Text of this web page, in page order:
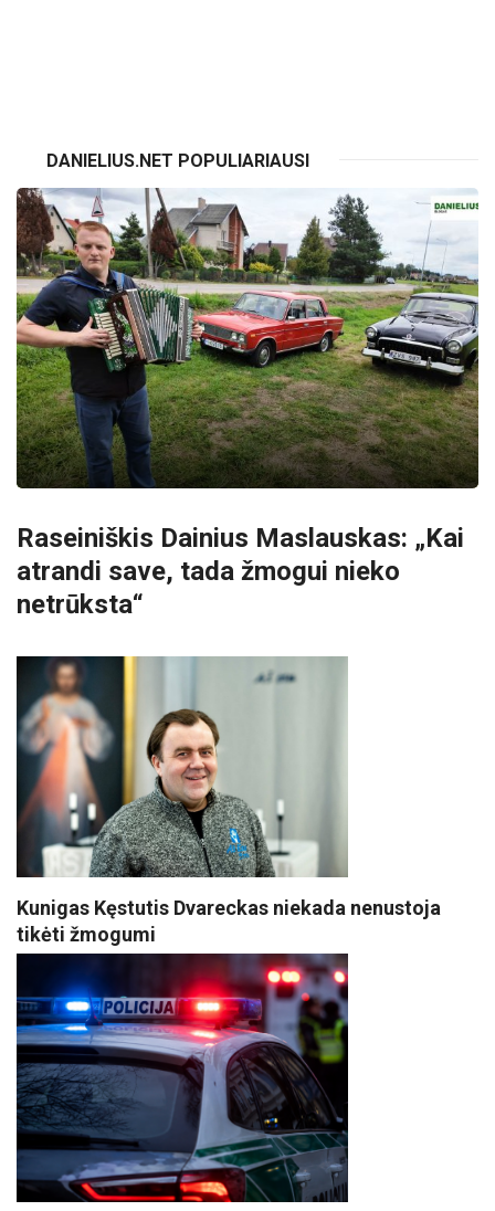
DANIELIUS.NET POPULIARIAUSI
Raseiniškis Dainius Maslauskas: „Kai
atrandi save, tada žmogui nieko
netrūksta“
Kunigas Kęstutis Dvareckas niekada nenustoja
tikėti žmogumi